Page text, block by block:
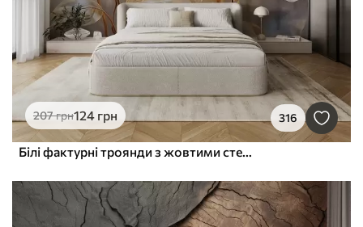
207грн124 грн 316
Білі фактурні троянди з жовтими стеблами і листям, м'яке освітлення, світлий фон з розмитими квітковими формами